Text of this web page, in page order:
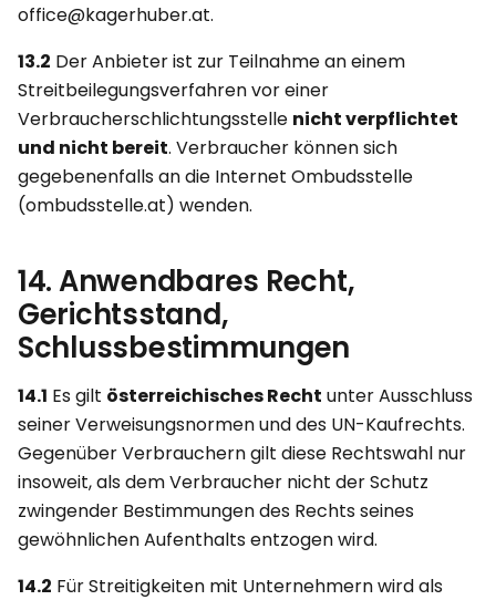
office@kagerhuber.at.
13.2 Der Anbieter ist zur Teilnahme an einem
Streitbeilegungsverfahren vor einer
Verbraucherschlichtungsstelle nicht verpflichtet
und nicht bereit. Verbraucher können sich
gegebenenfalls an die Internet Ombudsstelle
(ombudsstelle.at) wenden.
14. Anwendbares Recht,
Gerichtsstand,
Schlussbestimmungen
14.1 Es gilt österreichisches Recht unter Ausschluss
seiner Verweisungsnormen und des UN-Kaufrechts.
Gegenüber Verbrauchern gilt diese Rechtswahl nur
insoweit, als dem Verbraucher nicht der Schutz
zwingender Bestimmungen des Rechts seines
gewöhnlichen Aufenthalts entzogen wird.
14.2 Für Streitigkeiten mit Unternehmern wird als